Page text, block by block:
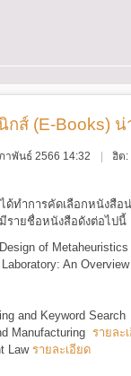
ส์ (E-Books) น่
าพันธ์ 2566 14:32 ฮิต:
ด้ทำการคัดเลือกหนังสื
มีรายชื่อหนังสือดังต่อไปนี้
of Metaheuristics
An
and Keyword Search
Manufacturing รายละ
Law รายละเอียด